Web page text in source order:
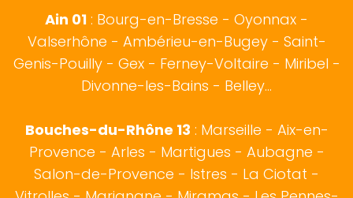
Ain 01 : Bourg-en-Bresse - Oyonnax -
Valserhône - Ambérieu-en-Bugey - Saint-
Genis-Pouilly - Gex- Ferney-Voltaire - Miribel -
Divonne-les-Bains - Belley...
Bouches-du-Rhône 13 : Marseille - Aix-en-
Provence - Arles - Martigues - Aubagne -
Salon-de-Provence - Istres - La Ciotat -